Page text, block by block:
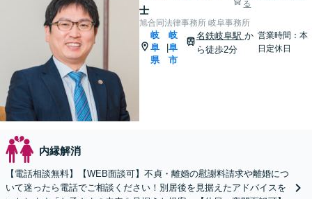
士
る
旭合同法律事務所 岐阜事務所
岐
阜
県
|
岐
阜
市
名鉄岐阜駅 か
ら徒歩2分
営業時間：本
日定休日
内縁解消
【電話相談無料】【WEB面談可】不貞・離婚の慰謝料請求や離婚につ
いて迷ったら電話でご相談ください！別居後を見据えたアドバイスを